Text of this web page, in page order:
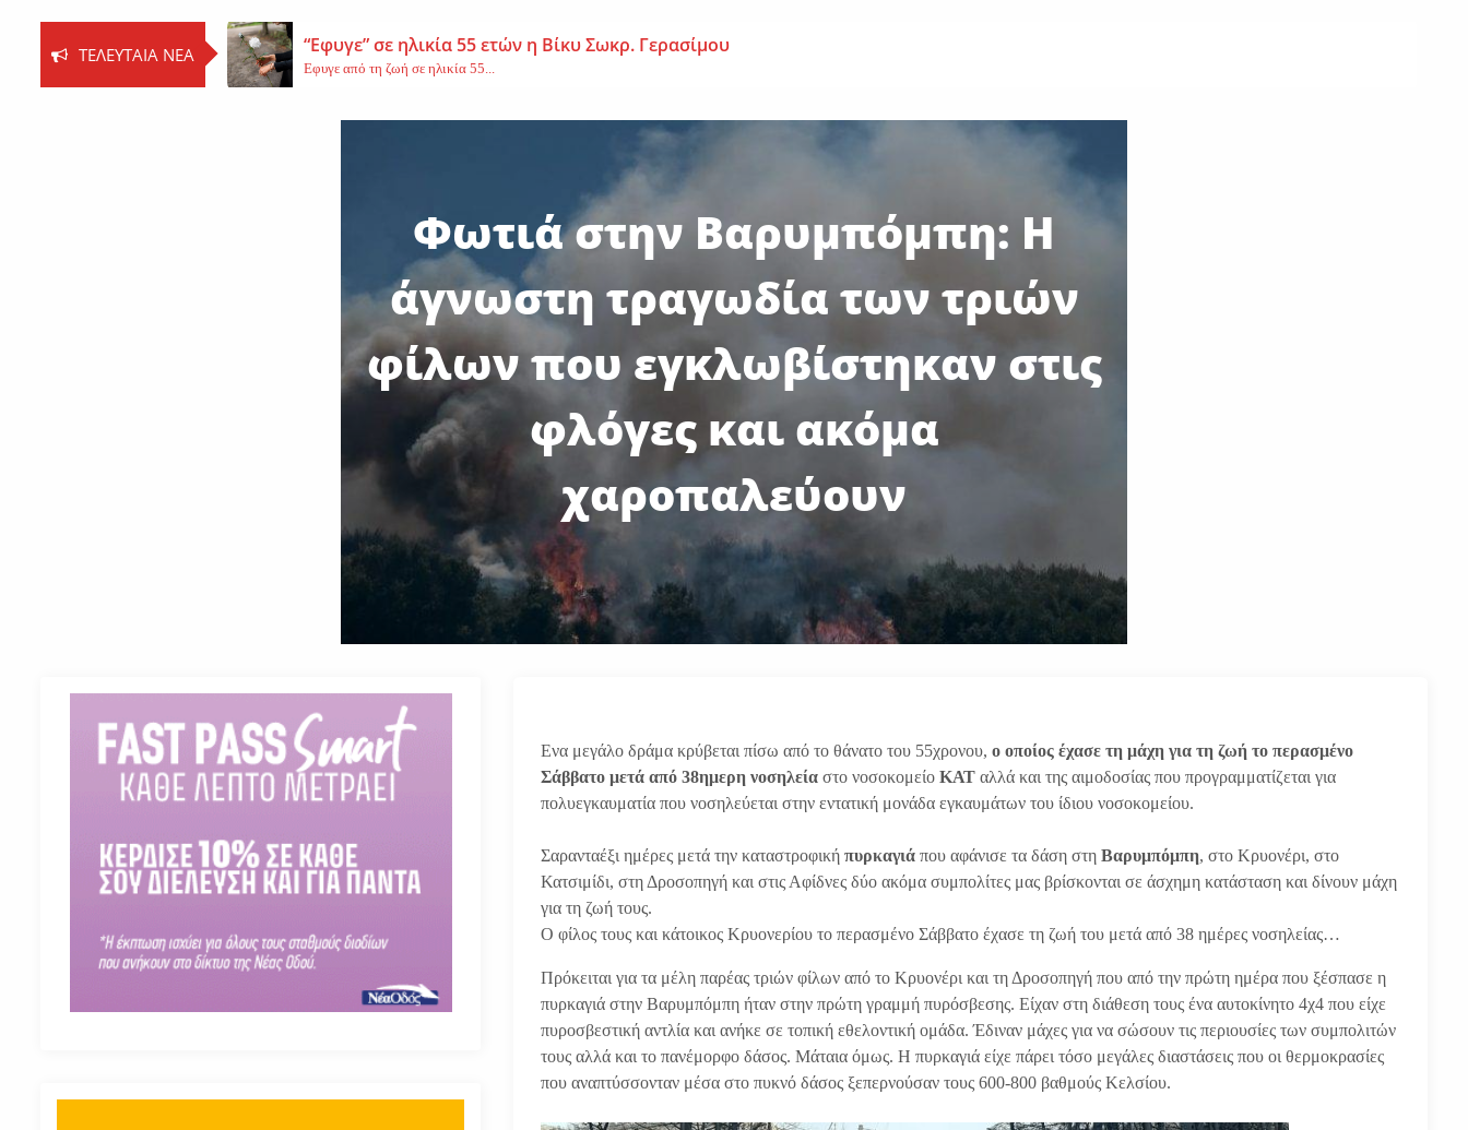
ΤΕΛΕΥΤΑΊΑ ΝΈΑ “Εφυγε” σε ηλικία 55 ετών η Βίκυ Σωκρ. Γερασίμου
Εφυγε από τη ζωή σε ηλικία 55...
Βοιωτία: Νεκρός ο 62χρονος – Επεσε από τη σκαλωσιά
Εφυγε από τη ζωή η μοναχή Ευπραξία (Κουκουλούδη)
Εκοιμήθη η μοναχή Ευπραξία (Κουκουλούδη), σε ηλικία...
Φωτιά στην Βαρυμπόμπη: Η
άγνωστη τραγωδία των τριών
φίλων που εγκλωβίστηκαν στις
φλόγες και ακόμα
χαροπαλεύουν
Ενα μεγάλο δράμα κρύβεται πίσω από το θάνατο του 55χρονου,ο οποίος έχασε τη μάχη για τη ζωή το περασμένο
Σάββατο μετά από 38ημερη νοσηλείαστο νοσοκομείοΚΑΤαλλά και της αιμοδοσίας που προγραμματίζεται για
πολυεγκαυματία που νοσηλεύεται στην εντατική μονάδα εγκαυμάτων του ίδιου νοσοκομείου.
Σαρανταέξι ημέρες μετά την καταστροφικήπυρκαγιά που αφάνισε τα δάση στηΒαρυμπόμπη, στο Κρυονέρι, στο
Κατσιμίδι, στη Δροσοπηγή και στις Αφίδνες δύο ακόμα συμπολίτες μας βρίσκονται σε άσχημη κατάσταση και δίνουν μάχη
για τη ζωή τους.
Ο φίλος τους και κάτοικος Κρυονερίου το περασμένο Σάββατο έχασε τη ζωή του μετά από 38 ημέρες νοσηλείας…
Πρόκειται για τα μέλη παρέας τριών φίλων από το Κρυονέρι και τη Δροσοπηγή που από την πρώτη ημέρα που ξέσπασε η
πυρκαγιά στην Βαρυμπόμπη ήταν στην πρώτη γραμμή πυρόσβεσης. Είχαν στη διάθεση τους ένα αυτοκίνητο 4χ4 που είχε
πυροσβεστική αντλία και ανήκε σε τοπική εθελοντική ομάδα. Έδιναν μάχες για να σώσουν τις περιουσίες των συμπολιτών
τους αλλά και το πανέμορφο δάσος. Μάταια όμως. Η πυρκαγιά είχε πάρει τόσο μεγάλες διαστάσεις που οι θερμοκρασίες
που αναπτύσσονταν μέσα στο πυκνό δάσος ξεπερνούσαν τους 600-800 βαθμούς Κελσίου.